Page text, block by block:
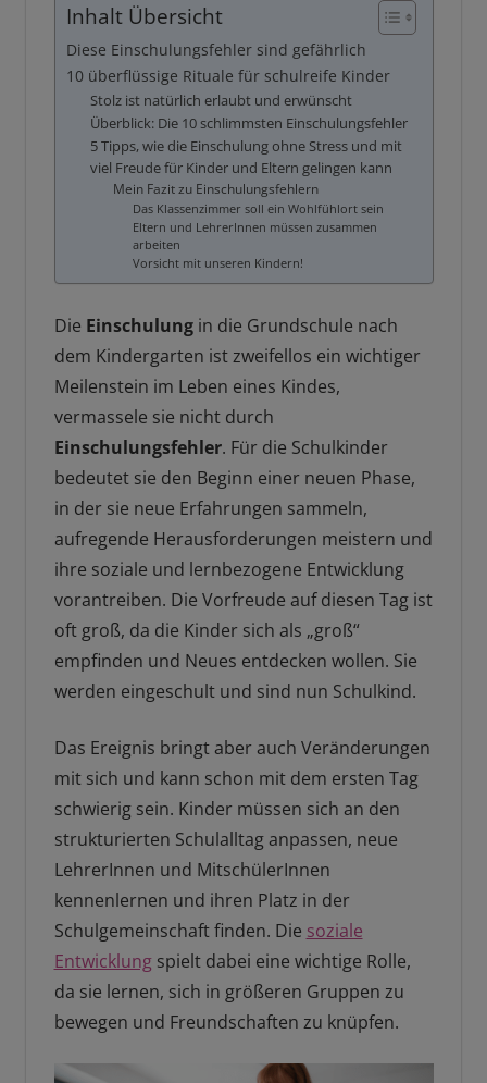
Inhalt Übersicht
Diese Einschulungsfehler sind gefährlich
10 überflüssige Rituale für schulreife Kinder
Stolz ist natürlich erlaubt und erwünscht
Überblick: Die 10 schlimmsten Einschulungsfehler
5 Tipps, wie die Einschulung ohne Stress und mit
viel Freude für Kinder und Eltern gelingen kann
Mein Fazit zu Einschulungsfehlern
Das Klassenzimmer soll ein Wohlfühlort sein
Eltern und LehrerInnen müssen zusammen
arbeiten
Vorsicht mit unseren Kindern!
Die Einschulungin die Grundschule nach
dem Kindergarten ist zweifellos ein wichtiger
Meilenstein im Leben eines Kindes,
vermassele sie nicht durch
Einschulungsfehler. Für die Schulkinder
bedeutet sie den Beginn einer neuen Phase,
in der sie neue Erfahrungen sammeln,
aufregende Herausforderungen meistern und
ihre soziale und lernbezogene Entwicklung
vorantreiben. Die Vorfreude auf diesen Tag ist
oft groß, da die Kinder sich als „groß“
empfinden und Neues entdecken wollen. Sie
werden eingeschult und sind nun Schulkind.
Das Ereignis bringt aber auch Veränderungen
mit sich und kann schon mit dem ersten Tag
schwierig sein. Kinder müssen sich an den
strukturierten Schulalltag anpassen, neue
LehrerInnen und MitschülerInnen
kennenlernen und ihren Platz in der
Schulgemeinschaft finden. Die soziale
Entwicklungspielt dabei eine wichtige Rolle,
da sie lernen, sich in größeren Gruppen zu
bewegen und Freundschaften zu knüpfen.